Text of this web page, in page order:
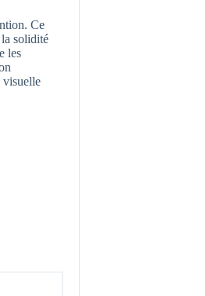
Ce
la solidité
les
visuelle